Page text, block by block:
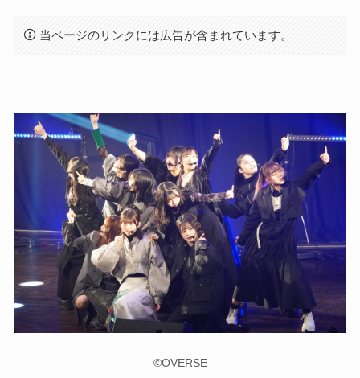
当ページのリンクには広告が含まれています。
©OVERSE